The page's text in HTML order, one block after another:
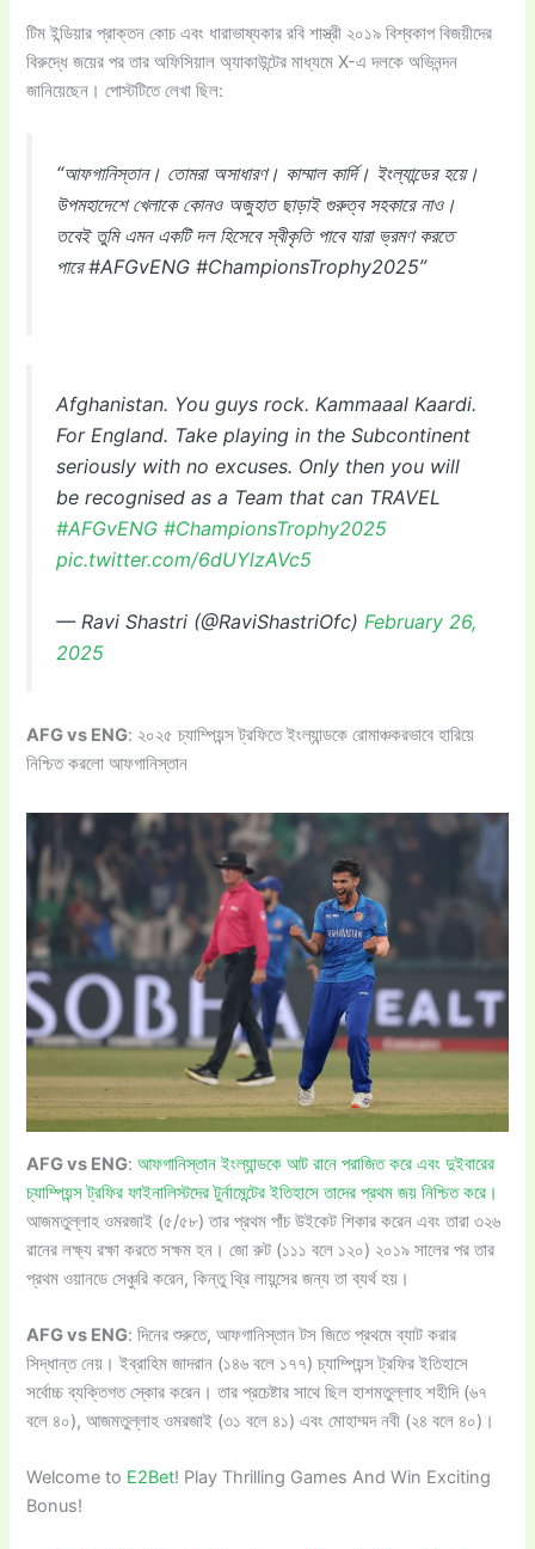
টিম ইন্ডিয়ার প্রাক্তন কোচ এবং ধারাভাষ্যকার রবি শাস্ত্রী ২০১৯ বিশ্বকাপ বিজয়ীদের
বিরুদ্ধে জয়ের পর তার অফিসিয়াল অ্যাকাউন্টের মাধ্যমে X-এ দলকে অভিনন্দন
জানিয়েছেন। পোস্টটিতে লেখা ছিল:
“আফগানিস্তান। তোমরা অসাধারণ। কাম্মাল কার্দি। ইংল্যান্ডের হয়ে।
উপমহাদেশে খেলাকে কোনও অজুহাত ছাড়াই গুরুত্ব সহকারে নাও।
তবেই তুমি এমন একটি দল হিসেবে স্বীকৃতি পাবে যারা ভ্রমণ করতে
পারে #AFGvENG #ChampionsTrophy2025”
Afghanistan. You guys rock. Kammaaal Kaardi.
For England. Take playing in the Subcontinent
seriously with no excuses. Only then you will
be recognised as a Team that can TRAVEL
#AFGvENG #ChampionsTrophy2025
pic.twitter.com/6dUYlzAVc5
— Ravi Shastri (@RaviShastriOfc)February 26,
2025
AFG vs ENG: ২০২৫ চ্যাম্পিয়ন্স ট্রফিতে ইংল্যান্ডকে রোমাঞ্চকরভাবে হারিয়ে
নিশ্চিত করলো আফগানিস্তান
AFG vs ENG:আফগানিস্তান ইংল্যান্ডকে আট রানে পরাজিত করে এবং দুইবারের
চ্যাম্পিয়ন্স ট্রফির ফাইনালিস্টদের টুর্নামেন্টের ইতিহাসে তাদের প্রথম জয় নিশ্চিত করে।
আজমতুল্লাহ ওমরজাই (৫/৫৮) তার প্রথম পাঁচ উইকেট শিকার করেন এবং তারা ৩২৬
রানের লক্ষ্য রক্ষা করতে সক্ষম হন। জো রুট (১১১ বলে ১২০) ২০১৯ সালের পর তার
প্রথম ওয়ানডে সেঞ্চুরি করেন, কিন্তু থ্রি লায়ন্সের জন্য তা ব্যর্থ হয়।
AFG vs ENG: দিনের শুরুতে, আফগানিস্তান টস জিতে প্রথমে ব্যাট করার
সিদ্ধান্ত নেয়। ইব্রাহিম জাদরান (১৪৬ বলে ১৭৭) চ্যাম্পিয়ন্স ট্রফির ইতিহাসে
সর্বোচ্চ ব্যক্তিগত স্কোর করেন। তার প্রচেষ্টার সাথে ছিল হাশমতুল্লাহ শহীদি (৬৭
বলে ৪০), আজমতুল্লাহ ওমরজাই (৩১ বলে ৪১) এবং মোহাম্মদ নবী (২৪ বলে ৪০)।
Welcome to E2Bet! Play Thrilling Games And Win Exciting
Bonus!